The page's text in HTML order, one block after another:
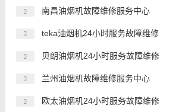
南昌油烟机故障维修服务中心
teka油烟机24小时服务故障维修
贝朗油烟机24小时服务故障维修
兰州油烟机故障维修服务中心
欧太油烟机24小时服务故障维修